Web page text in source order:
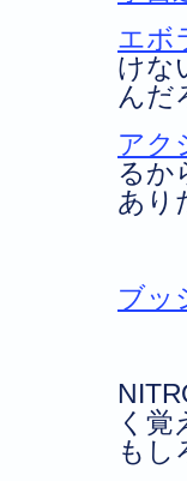
エボ
けな
んだ
アク
るか
あり
ブッ
く
もし